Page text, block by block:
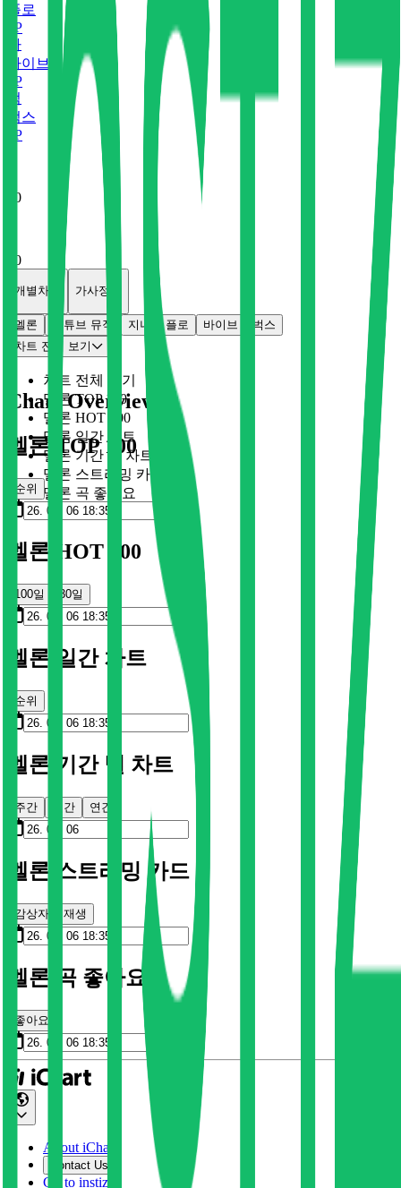
플로
P
바
바이브
P
벅
벅스
P
0
0
개별차트 가사정보
멜론 유튜브 뮤직 지니 플로 바이브
벅스
차트 전체 보기
차트 전체 보기
멜론 TOP 100
멜론 HOT 100
멜론 일간 차트
멜론 기간 별 차트
멜론 스트리밍 카드
멜론 곡 좋아요
Chart Overview
멜론 TOP 100
순위
멜론 HOT 100
100일 30일
멜론 일간 차트
순위
멜론 기간 별 차트
주간 월간 연간
멜론 스트리밍 카드
감상자 재생
멜론 곡 좋아요
좋아요
About iChart
Contact Us
Go to instiz